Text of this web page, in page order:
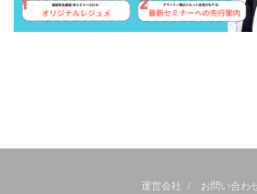
運営会社 お問い合わ